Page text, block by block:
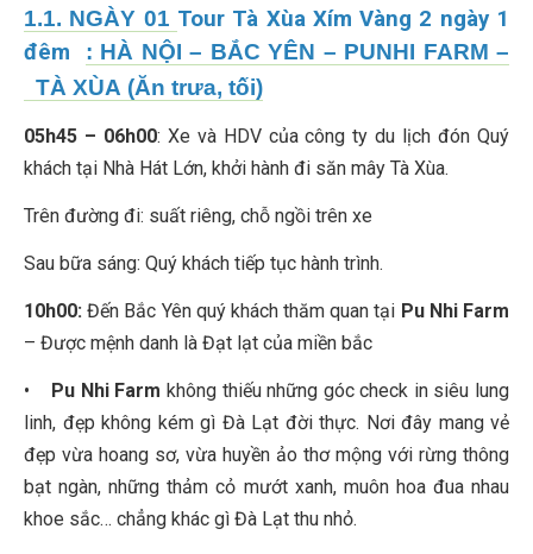
1.1. NGÀY 01 Tour Tà Xùa Xím Vàng 2 ngày 1
đêm
: HÀ NỘI – BẮC YÊN – PUNHI FARM –
TÀ XÙA (Ăn trưa, tối)
05h45 – 06h00: Xe và HDV của công ty du lịch đón Quý
khách tại Nhà Hát Lớn, khởi hành đi săn mây Tà Xùa.
Trên đường đi: suất riêng, chỗ ngồi trên xe
Sau bữa sáng: Quý khách tiếp tục hành trình.
10h00: Đến Bắc Yên quý khách thăm quan tại Pu Nhi Farm
– Được mệnh danh là Đạt lạt của miền bắc
• Pu Nhi Farm không thiếu những góc check in siêu lung
linh, đẹp không kém gì Đà Lạt đời thực. Nơi đây mang vẻ
đẹp vừa hoang sơ, vừa huyền ảo thơ mộng với rừng thông
bạt ngàn, những thảm cỏ mướt xanh, muôn hoa đua nhau
khoe sắc… chẳng khác gì Đà Lạt thu nhỏ.